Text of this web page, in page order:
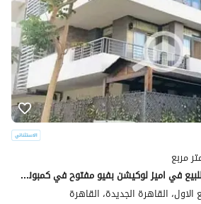
شقة لقطة بحري بالكامل للبيع في اميز لوكيشن بفيو مفتوح في كمبوند تاج سيتي
القاهرة الجديدة، القاهرة